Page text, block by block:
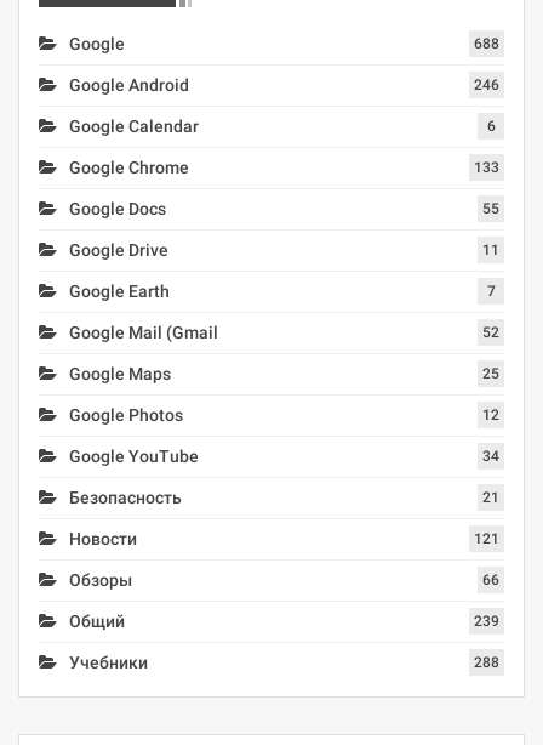
Google 688
Google Android 246
Google Calendar 6
Google Chrome 133
Google Docs 55
Google Drive 11
Google Earth 7
Google Mail (Gmail 52
Google Maps 25
Google Photos 12
Google YouTube 34
Безопасность 21
Новости 121
Обзоры 66
Общий 239
Учебники 288